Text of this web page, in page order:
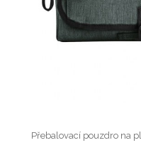
Přebalovací pouzdro na